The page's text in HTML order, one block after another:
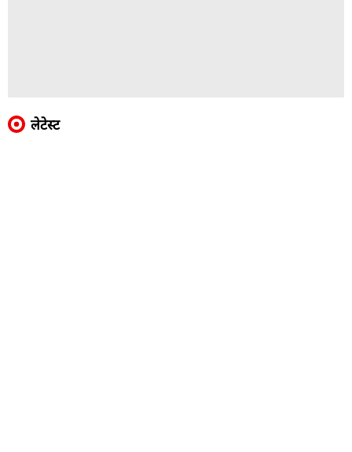
लेटेस्ट